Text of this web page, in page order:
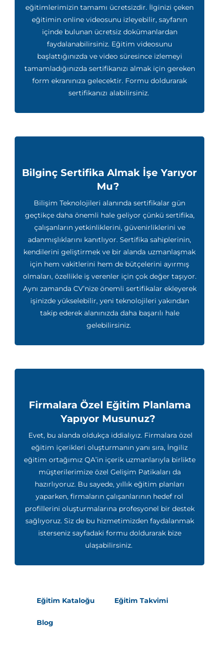
eğitimlerimizin tamamı ücretsizdir. İlginizi çeken
eğitimin online videosunu izleyebilir, sayfanın
içinde bulunan ücretsiz dokümanlardan
faydalanabilirsiniz. Eğitim videosunu
başlattığınızda ve video süresince izlemeyi
tamamladığınızda sertifikanızı almak için gereken
form ekranınıza gelecektir. Formu doldurarak
sertifikanızı alabilirsiniz.
Bilginç Sertifika Almak İşe Yarıyor
Mu?
Bilişim Teknolojileri alanında sertifikalar gün
geçtikçe daha önemli hale geliyor çünkü sertifika,
çalışanların yetkinliklerini, güvenirliklerini ve
adanmışlıklarını kanıtlıyor. Sertifika sahiplerinin,
kendilerini geliştirmek ve bir alanda uzmanlaşmak
için hem vakitlerini hem de bütçelerini ayırmış
olmaları, özellikle iş verenler için çok değer taşıyor.
Aynı zamanda CV’nize önemli sertifikalar ekleyerek
işinizde yükselebilir, yeni teknolojileri yakından
takip ederek alanınızda daha başarılı hale
gelebilirsiniz.
Firmalara Özel Eğitim Planlama
Yapıyor Musunuz?
Evet, bu alanda oldukça iddialıyız. Firmalara özel
eğitim içerikleri oluşturmanın yanı sıra, İngiliz
eğitim ortağımız QA’in içerik uzmanlarıyla birlikte
müşterilerimize özel Gelişim Patikaları da
hazırlıyoruz. Bu sayede, yıllık eğitim planları
yaparken, firmaların çalışanlarının hedef rol
profillerini oluşturmalarına profesyonel bir destek
sağlıyoruz. Siz de bu hizmetimizden faydalanmak
isterseniz sayfadaki formu doldurarak bize
ulaşabilirsiniz.
Eğitim Kataloğu Eğitim Takvimi
Blog